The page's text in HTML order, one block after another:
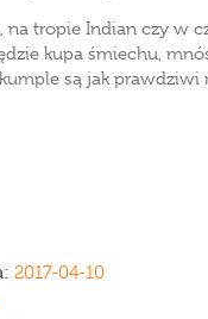
na tropie Indian czy w
kupa śmiechu,
są jak
2017-04-10